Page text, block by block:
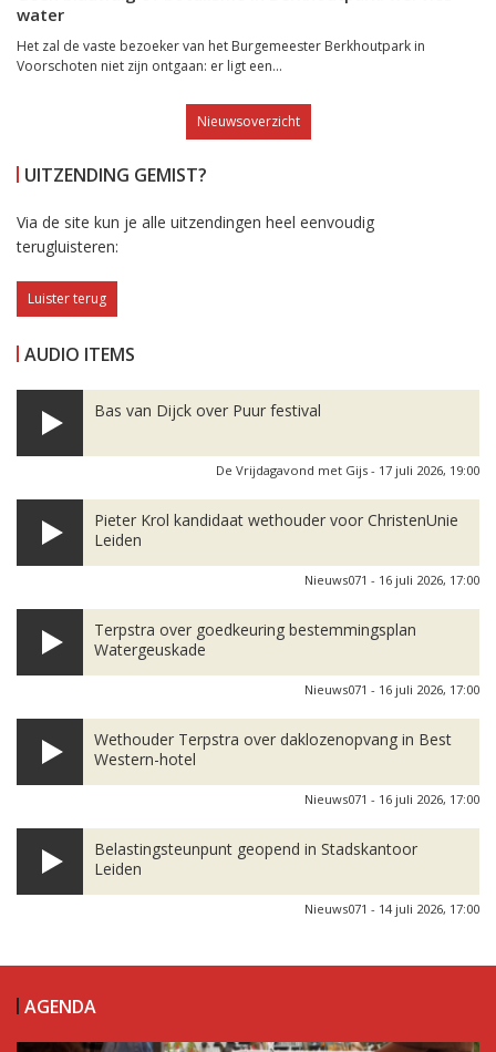
water
Het zal de vaste bezoeker van het Burgemeester Berkhoutpark in
Voorschoten niet zijn ontgaan: er ligt een...
Nieuwsoverzicht
UITZENDING GEMIST?
Via de site kun je alle uitzendingen heel eenvoudig
terugluisteren:
Luister terug
AUDIO ITEMS
Bas van Dijck over Puur festival
De Vrijdagavond met Gijs - 17 juli 2026, 19:00
Pieter Krol kandidaat wethouder voor ChristenUnie
Leiden
Nieuws071 - 16 juli 2026, 17:00
Terpstra over goedkeuring bestemmingsplan
Watergeuskade
Nieuws071 - 16 juli 2026, 17:00
Wethouder Terpstra over daklozenopvang in Best
Western-hotel
Nieuws071 - 16 juli 2026, 17:00
Belastingsteunpunt geopend in Stadskantoor
Leiden
Nieuws071 - 14 juli 2026, 17:00
AGENDA